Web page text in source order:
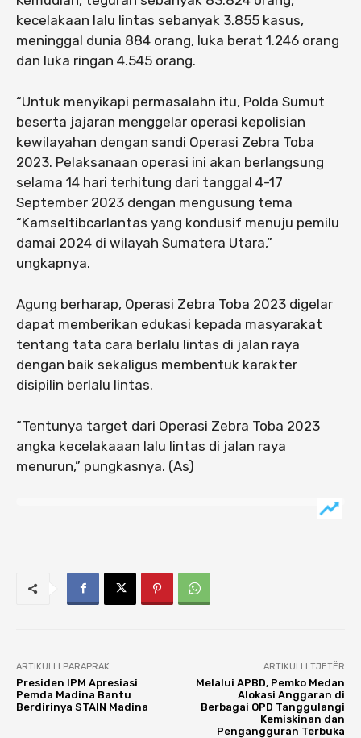
kecelakaan lalu lintas sebanyak 3.855 kasus,
meninggal dunia 884 orang, luka berat 1.246 orang
dan luka ringan 4.545 orang.
“Untuk menyikapi permasalahn itu, Polda Sumut
beserta jajaran menggelar operasi kepolisian
kewilayahan dengan sandi Operasi Zebra Toba
2023. Pelaksanaan operasi ini akan berlangsung
selama 14 hari terhitung dari tanggal 4-17
September 2023 dengan mengusung tema
“Kamseltibcarlantas yang kondusif menuju pemilu
damai 2024 di wilayah Sumatera Utara,”
ungkapnya.
Agung berharap, Operasi Zebra Toba 2023 digelar
dapat memberikan edukasi kepada masyarakat
tentang tata cara berlalu lintas di jalan raya
dengan baik sekaligus membentuk karakter
disipilin berlalu lintas.
“Tentunya target dari Operasi Zebra Toba 2023
angka kecelakaaan lalu lintas di jalan raya
menurun,” pungkasnya. (As)
ARTIKULLI PARAPRAK
Presiden IPM Apresiasi
Pemda Madina Bantu
Berdirinya STAIN Madina
ARTIKULLI TJETËR
Melalui APBD, Pemko Medan
Alokasi Anggaran di
Berbagai OPD Tanggulangi
Kemiskinan dan
Pengangguran Terbuka